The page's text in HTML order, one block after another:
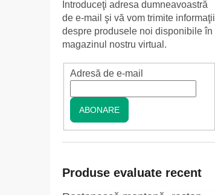
Introduceţi adresa dumneavoastră
de e-mail şi vă vom trimite informaţii
despre produsele noi disponibile în
magazinul nostru virtual.
Adresă de e-mail
ABONARE
Produse evaluate recent